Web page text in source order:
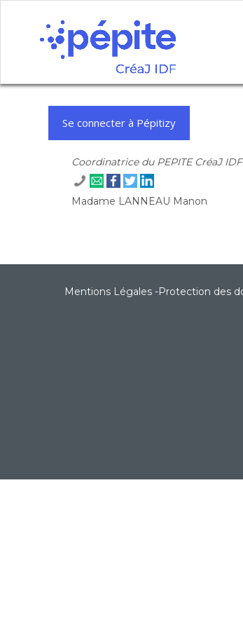
Se connecter à Pépitizy
Coordinatrice du PEPITE CréaJ IDF
Madame LANNEAU Manon
Mentions Légales -Protection des